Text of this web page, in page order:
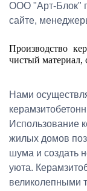
ООО "Арт-Блок"
сайте,
Производство
чистый
Нами
Использование
жилых домов
шума и создать
уюта.
великолепными